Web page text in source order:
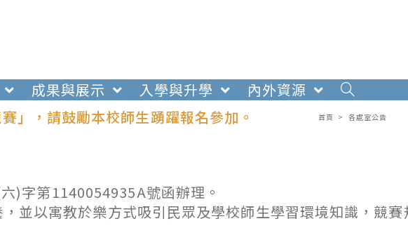
成果與展示 入學與升學
內外資源
」，請鼓勵本校師生踴躍報名參加。
首頁 > 各處室公告
)字第1140054935A號函辦理。
並以寓教於樂方式吸引民眾及學校師生學習環境知識，競